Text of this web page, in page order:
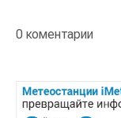
0 коментарии